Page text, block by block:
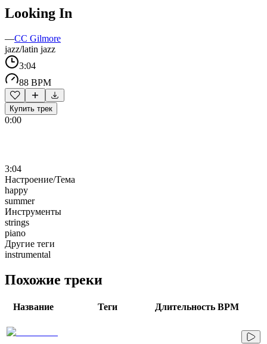
Looking In
—CC Gilmore
jazz/latin jazz
3:04
88 BPM
Купить трек
0:00
3:04
Настроение/Тема
happy
summer
Инструменты
strings
piano
Другие теги
instrumental
Похожие треки
Название Теги Длительность BPM